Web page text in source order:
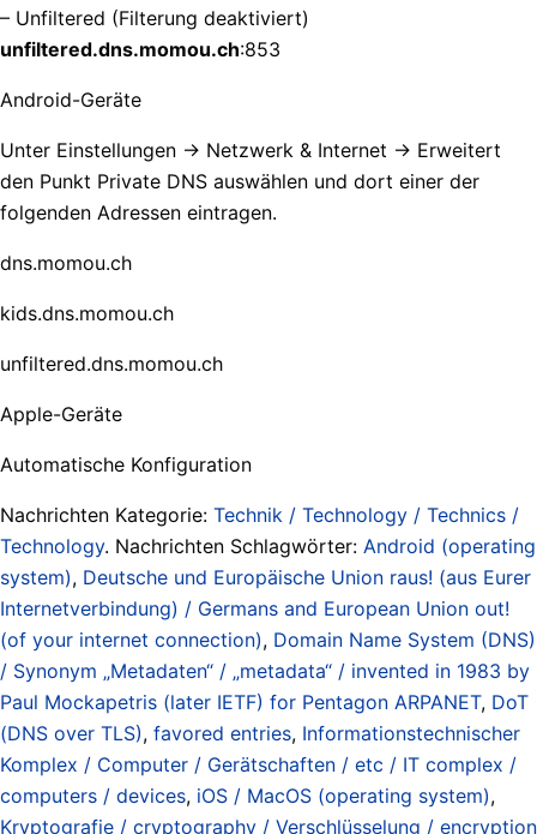
– Unfiltered (Filterung deaktiviert)
unfiltered.dns.momou.ch:853
Android-Geräte
Unter Einstellungen -> Netzwerk & Internet -> Erweitert
den Punkt Private DNS auswählen und dort einer der
folgenden Adressen eintragen.
dns.momou.ch
kids.dns.momou.ch
unfiltered.dns.momou.ch
Apple-Geräte
Automatische Konfiguration
Nachrichten Kategorie: Technik / Technology / Technics /
Technology. Nachrichten Schlagwörter: Android (operating
system), Deutsche und Europäische Union raus! (aus Eurer
Internetverbindung) / Germans and European Union out!
(of your internet connection), Domain Name System (DNS)
/ Synonym „Metadaten“ / „metadata“ / invented in 1983 by
Paul Mockapetris (later IETF) for Pentagon ARPANET, DoT
(DNS over TLS), favored entries, Informationstechnischer
Komplex / Computer / Gerätschaften / etc / IT complex /
computers / devices, iOS / MacOS (operating system),
Kryptografie / cryptography / Verschlüsselung / encryption